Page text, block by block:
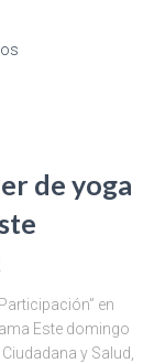
de yoga
en
Este domingo
y Salud,